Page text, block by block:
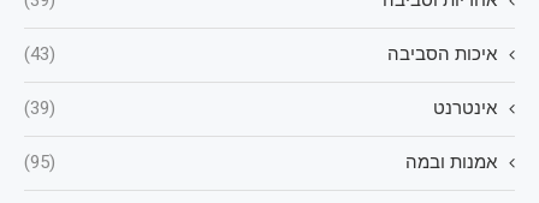
איכות הסביבה (43)
אינטרנט (39)
אמנות ובמה (95)